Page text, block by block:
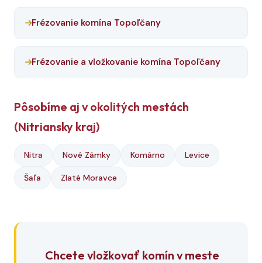
Frézovanie komína Topoľčany
Frézovanie a vložkovanie komína Topoľčany
Pôsobíme aj v okolitých mestách
(Nitriansky kraj)
Nitra Nové Zámky Komárno Levice
Šaľa Zlaté Moravce
Chcete vložkovať komín v meste